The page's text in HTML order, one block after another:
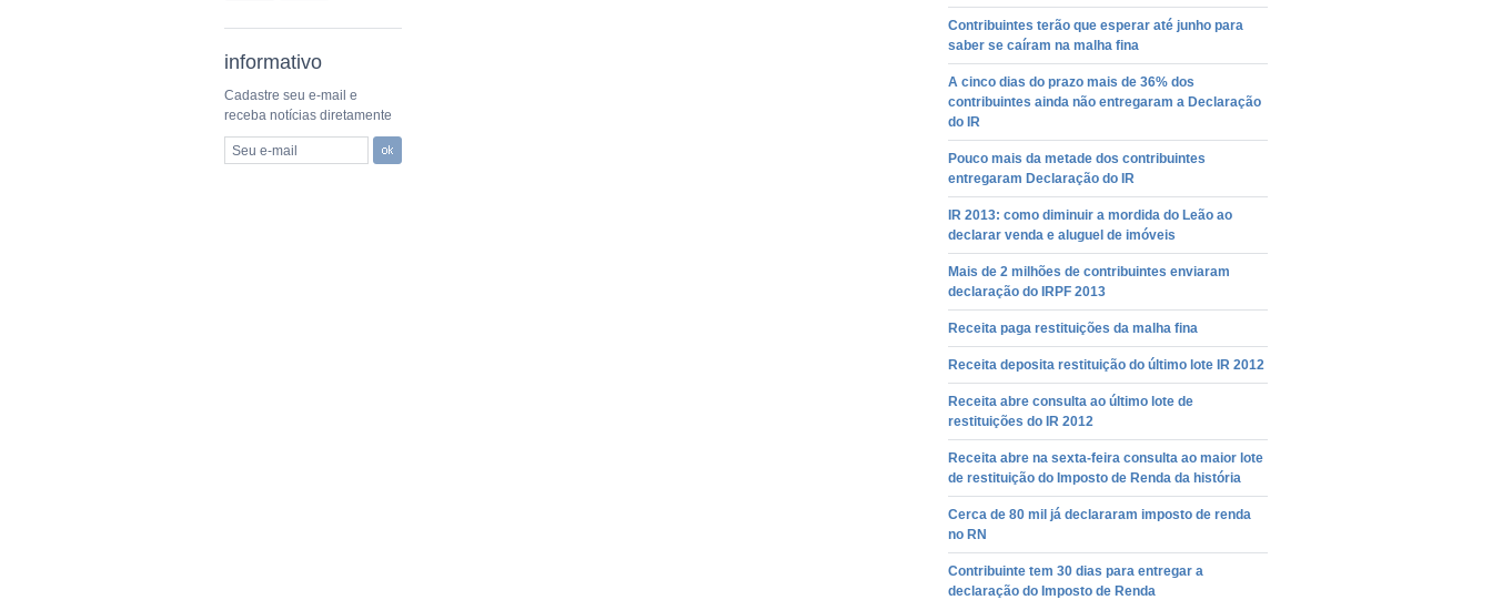
informativo
Cadastre seu e-mail e
receba notícias diretamente
Seu e-mail
Contribuintes terão que esperar até junho para
saber se caíram na malha fina
A cinco dias do prazo mais de 36% dos
contribuintes ainda não entregaram a Declaração
do IR
Pouco mais da metade dos contribuintes
entregaram Declaração do IR
IR 2013: como diminuir a mordida do Leão ao
declarar venda e aluguel de imóveis
Mais de 2 milhões de contribuintes enviaram
declaração do IRPF 2013
Receita paga restituições da malha fina
Receita deposita restituição do último lote IR 2012
Receita abre consulta ao último lote de
restituições do IR 2012
Receita abre na sexta-feira consulta ao maior lote
de restituição do Imposto de Renda da história
Cerca de 80 mil já declararam imposto de renda
no RN
Contribuinte tem 30 dias para entregar a
declaração do Imposto de Renda